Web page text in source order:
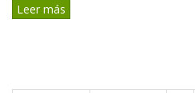
Leer más